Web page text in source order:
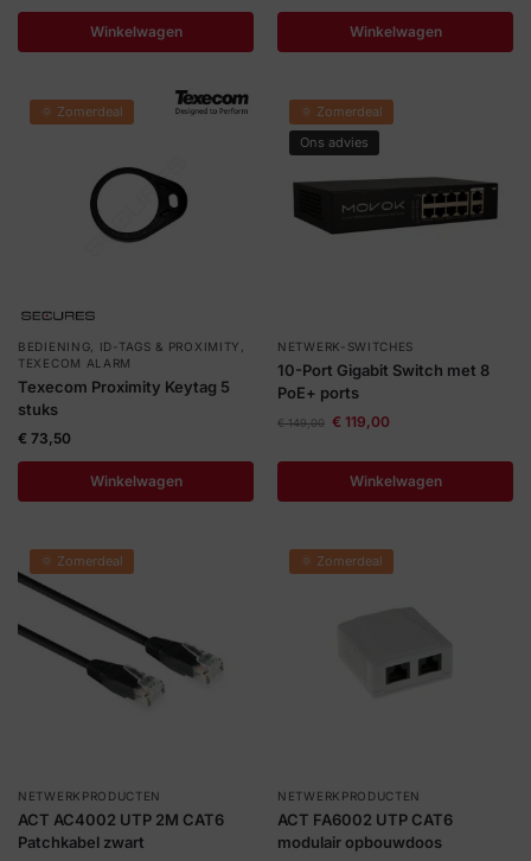
Winkelwagen Winkelwagen
🌞 Zomerdeal
BEDIENING ID-TAGS & PROXIMITY
TEXECOM ALARM
Texecom Proximity Keytag 5
stuks
€ 73,50
Winkelwagen
🌞 Zomerdeal
Ons advies
NETWERK-SWITCHES
10-Port Gigabit Switch met 8
PoE+ ports
€149,00 € 119,00
Winkelwagen
🌞 Zomerdeal
NETWERKPRODUCTEN
ACT AC4002 UTP 2M CAT6
Patchkabel zwart
🌞 Zomerdeal
NETWERKPRODUCTEN
ACT FA6002 UTP CAT6
modulair opbouwdoos